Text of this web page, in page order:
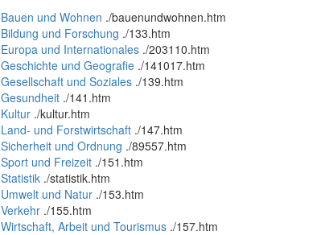
Bauen und Wohnen ./bauenundwohnen.htm
Bildung und Forschung ./133.htm
Europa und Internationales ./203110.htm
Geschichte und Geografie ./141017.htm
Gesellschaft und Soziales ./139.htm
Gesundheit ./141.htm
Kultur ./kultur.htm
Land- und Forstwirtschaft ./147.htm
Sicherheit und Ordnung ./89557.htm
Sport und Freizeit ./151.htm
Statistik ./statistik.htm
Umwelt und Natur ./153.htm
Verkehr ./155.htm
Wirtschaft, Arbeit und Tourismus ./157.htm